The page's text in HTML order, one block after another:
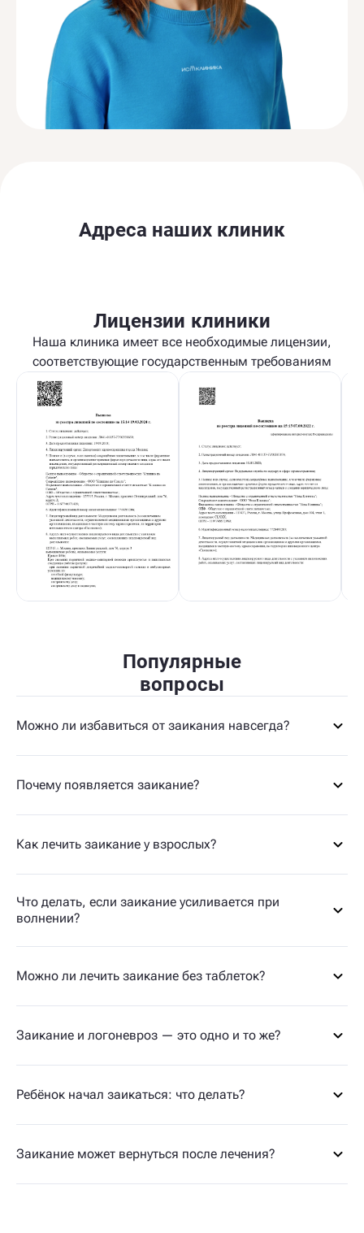
Адреса наших клиник
Лицензии клиники
Наша клиника имеет все необходимые лицензии,
соответствующие государственным требованиям
Популярные
вопросы
Можно ли избавиться от заикания навсегда?
Почему появляется заикание?
Как лечить заикание у взрослых?
Что делать, если заикание усиливается при
волнении?
Можно ли лечить заикание без таблеток?
Заикание и логоневроз — это одно и то же?
Ребёнок начал заикаться: что делать?
Заикание может вернуться после лечения?